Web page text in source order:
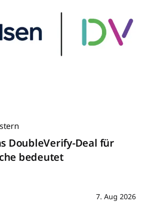
DoubleVerify-Deal für
bedeutet
7. Aug 2026